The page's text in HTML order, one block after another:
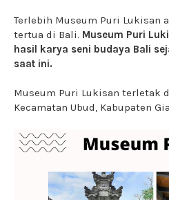
Terlebih Museum Puri Lukisan
tertua di Bali. Museum Puri
hasil karya seni budaya Bali
saat ini.
Museum Puri Lukisan terletak
Kecamatan Ubud, Kabupaten